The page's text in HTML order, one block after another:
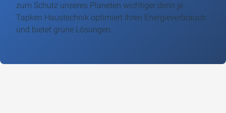
zum Schutz unseres Planeten wichtiger denn je.
Tapken Haustechnik optimiert Ihren Energieverbrauch
und bietet grüne Lösungen.